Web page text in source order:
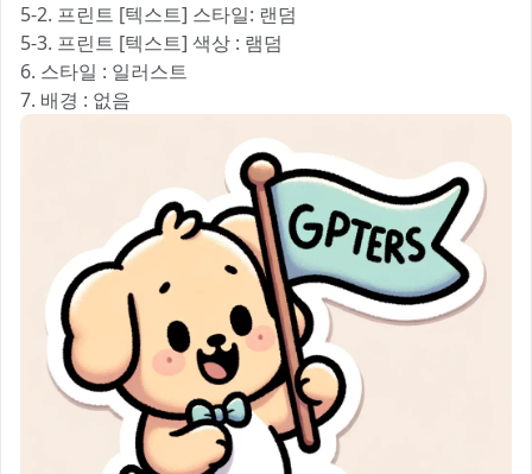
5-2. 프린트 [텍스트] 스타일: 랜덤
5-3. 프린트 [텍스트] 색상 : 램덤
6. 스타일 : 일러스트
7. 배경 : 없음